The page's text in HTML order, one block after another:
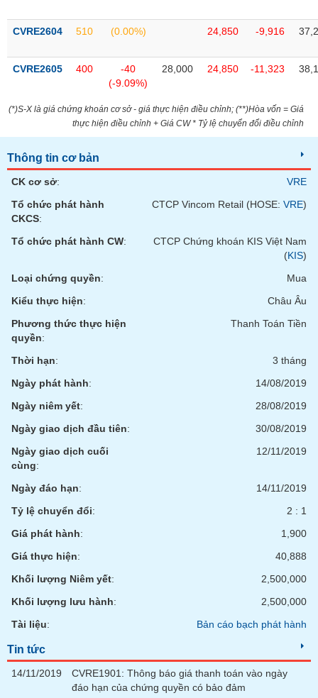
CVRE2604 510 (0.00%) 24,850 -9,916
CVRE2605 400
-40
(-9.09%)
28,000 24,850 -11,323
(*)S-X là giá chứng khoán cơ sở - giá thực hiện điều chỉnh; (**)Hòa vốn = Giá
thực hiện điều chỉnh + Giá CW * Tỷ lệ chuyển đổi điều chỉnh
Thông tin cơ bản
CK cơ sở:
VRE
Tổ chức phát hành
CKCS:
CTCP Vincom Retail (HOSE: VRE)
Tổ chức phát hành CW:
CTCP Chứng khoán KIS Việt Nam
(KIS)
Loại chứng quyền:
Mua
Kiểu thực hiện:
Châu Âu
Phương thức thực hiện
quyền:
Thanh Toán Tiền
Thời hạn:
3 tháng
Ngày phát hành:
14/08/2019
Ngày niêm yết:
28/08/2019
Ngày giao dịch đầu tiên:
30/08/2019
Ngày giao dịch cuối
cùng:
12/11/2019
Ngày đáo hạn:
14/11/2019
Tỷ lệ chuyển đổi:
2 : 1
Giá phát hành:
1,900
Giá thực hiện:
40,888
Khối lượng Niêm yết:
2,500,000
Khối lượng lưu hành:
2,500,000
Tài liệu: Bản cáo bạch phát hành
Tin tức
14/11/2019
CVRE1901: Thông báo giá thanh toán vào ngày
đáo hạn của chứng quyền có bảo đảm
Sách
chính
đầu
Truyền
chính
tài